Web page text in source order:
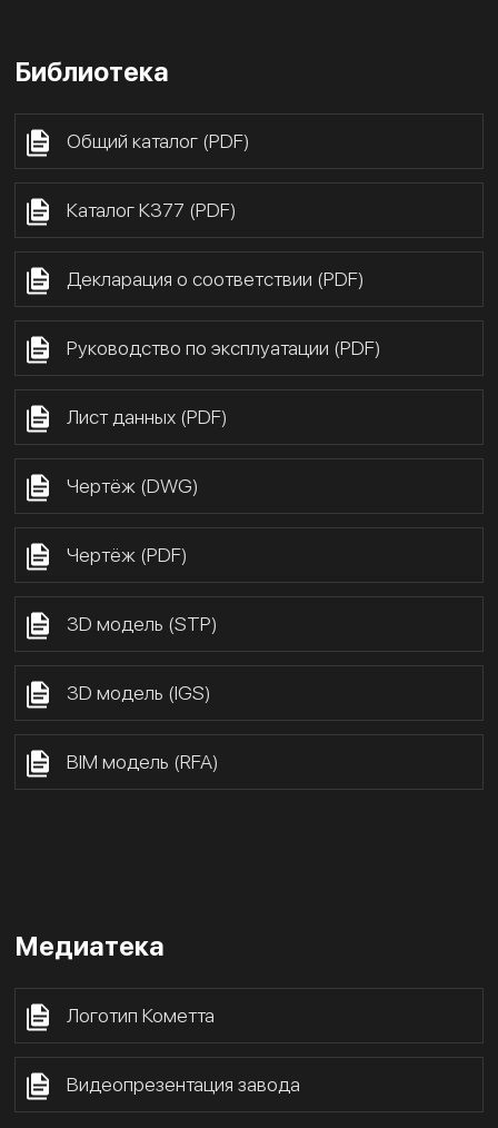
Библиотека
Общий каталог (PDF)
Каталог К377 (PDF)
Декларация о соответствии (PDF)
Руководство по эксплуатации (PDF)
Лист данных (PDF)
Чертёж (DWG)
Чертёж (PDF)
3D модель (STP)
3D модель (IGS)
BIM модель (RFA)
Медиатека
Логотип Кометта
Видеопрезентация завода